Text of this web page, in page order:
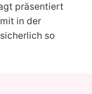
präsentiert
in der
so